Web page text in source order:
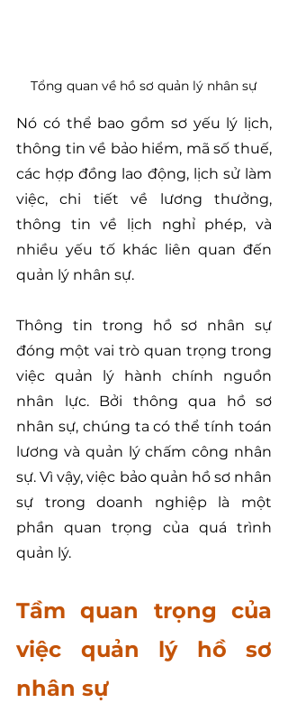
Tổng quan về hồ sơ quản lý nhân sự
Nó có thể bao gồm sơ yếu lý lịch,
thông tin về bảo hiểm, mã số thuế,
các hợp đồng lao động, lịch sử làm
việc, chi tiết về lương thưởng,
thông tin về lịch nghỉ phép, và
nhiều yếu tố khác liên quan đến
quản lý nhân sự.
Thông tin trong hồ sơ nhân sự
đóng một vai trò quan trọng trong
việc quản lý hành chính nguồn
nhân lực. Bởi thông qua hồ sơ
nhân sự, chúng ta có thể tính toán
lương và quản lý chấm công nhân
sự. Vì vậy, việc bảo quản hồ sơ nhân
sự trong doanh nghiệp là một
phần quan trọng của quá trình
quản lý.
Tầm quan trọng của
việc quản lý hồ sơ
nhân sự